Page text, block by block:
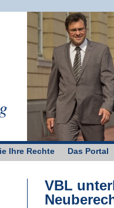
Ihre Rechte Das Portal
VBL